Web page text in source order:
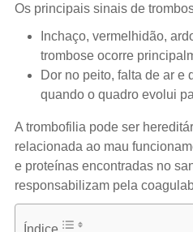
Os principais sinais de
Inchaço, vermelhidão,
trombose ocorre
Dor no peito, falta de ar e
quando o quadro evolui
A trombofilia pode ser
relacionada ao mau
e proteínas encontradas no
responsabilizam pela
Índice